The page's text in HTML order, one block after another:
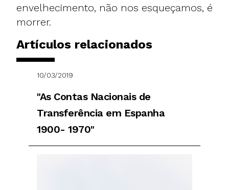
envelhecimento, não nos esqueçamos, é
morrer.
Artículos relacionados
10/03/2019
"As Contas Nacionais de
Transferência em Espanha
1900- 1970"